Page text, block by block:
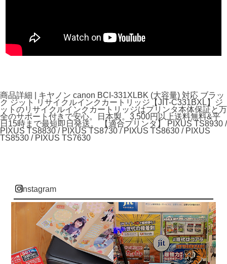
商品詳細 | キヤノン canon BCI-331XLBK (大容量) 対応 ブラッ
ク ジット リサイクルインクカートリッジ【JIT-C331BXL】ジ
ットのリサイクルインクカートリッジはプリンタ本体保証と万
全のサポート付きで安心。日本製。3,500円以上送料無料&平
日15時まで最短即日発送。 【適合プリンタ】 PIXUS TS8930 /
PIXUS TS8830 / PIXUS TS8730 / PIXUS TS8630 / PIXUS
TS8530 / PIXUS TS7630
instagram